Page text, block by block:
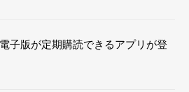
子版が定期購読できるアプリが登